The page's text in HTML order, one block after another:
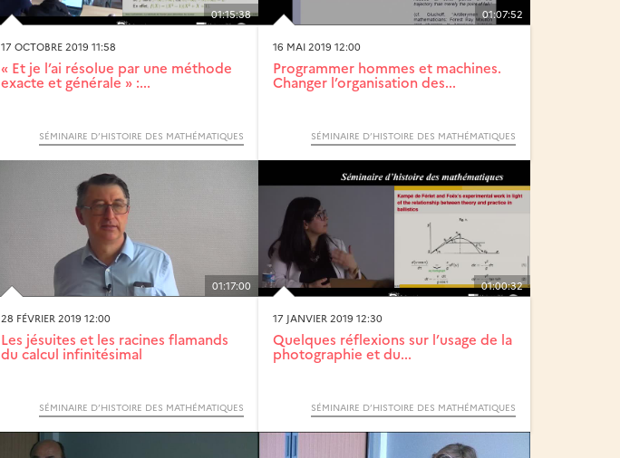
01:15:38
17 OCTOBRE 2019 11:58
« Et je l’ai résolue par une méthode
exacte et générale » :...
SÉMINAIRE D’HISTOIRE DES MATHÉMATIQUES
01:07:52
16 MAI 2019 12:00
Programmer hommes et machines.
Changer l’organisation des...
SÉMINAIRE D’HISTOIRE DES MATHÉMATIQUES
01:17:00
28 FÉVRIER 2019 12:00
Les jésuites et les racines flamands
du calcul infinitésimal
SÉMINAIRE D’HISTOIRE DES MATHÉMATIQUES
01:00:32
17 JANVIER 2019 12:30
Quelques réflexions sur l’usage de la
photographie et du...
SÉMINAIRE D’HISTOIRE DES MATHÉMATIQUES